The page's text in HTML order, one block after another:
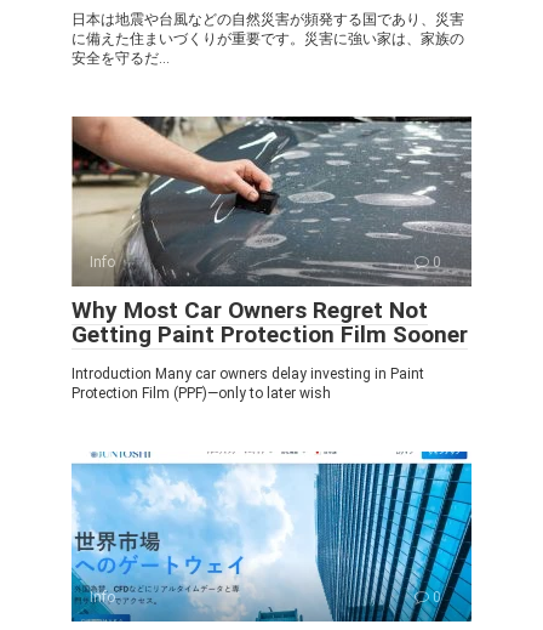
日本は地震や台風などの自然災害が頻発する国であり、災害
に備えた住まいづくりが重要です。災害に強い家は、家族の
安全を守るだ...
Info 0
Why Most Car Owners Regret Not
Getting Paint Protection Film Sooner
Introduction Many car owners delay investing in Paint
Protection Film (PPF)—only to later wish
Info 0